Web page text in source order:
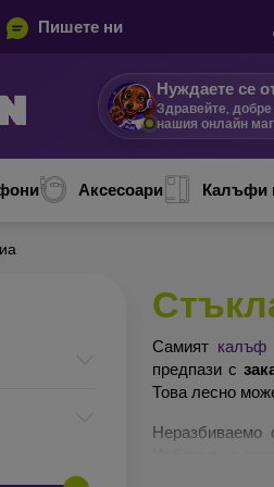
Пишете ни
Нуждаете се
Здравейте,
нашия онлайн
Аксесоари Калъфи
Самият калъф
предпази с
Това лесно
Неразбиваемо
по-добра ще